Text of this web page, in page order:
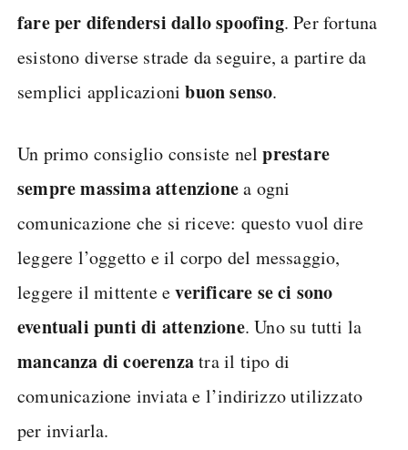
fare per difendersi dallo spoofing. Per fortuna
esistono diverse strade da seguire, a partire da
semplici applicazioni buon senso.
Un primo consiglio consiste nelprestare
sempre massima attenzionea ogni
comunicazione che si riceve: questo vuol dire
leggere l’oggetto e il corpo del messaggio,
leggere il mittente everificare se ci sono
eventuali punti di attenzione. Uno su tutti la
mancanza di coerenzatra il tipo di
comunicazione inviata e l’indirizzo utilizzato
per inviarla.